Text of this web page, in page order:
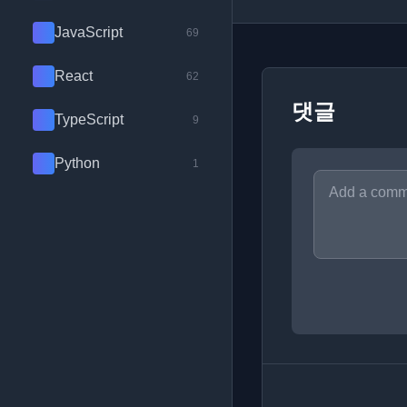
JavaScript 69
React 62
TypeScript 9
Python 1
댓글